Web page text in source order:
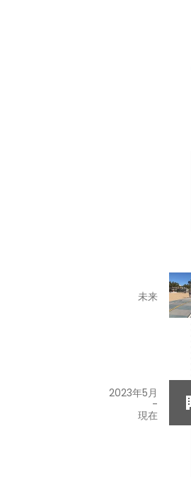
未来
2023年5月
-
現在